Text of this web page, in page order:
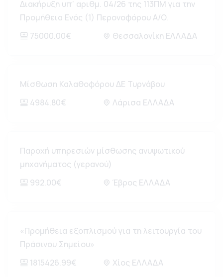
Διακήρυξη υπ’ αριθμ. 04/26 της 113ΠΜ για την
Προμήθεια Ενός (1) Περονοφόρου Α/O.
75000.00€
Θεσσαλονίκη ΕΛΛΑΔΑ
Μίσθωση Καλαθοφόρου ΔΕ Τυρνάβου
4984.80€
Λάρισα ΕΛΛΑΔΑ
Παροχή υπηρεσιών μίσθωσης ανυψωτικού
μηχανήματος (γερανού)
992.00€
Έβρος ΕΛΛΑΔΑ
«Προμήθεια εξοπλισμού για τη λειτουργία του
Πράσινου Σημείου»
1815426.99€
Χίος ΕΛΛΑΔΑ